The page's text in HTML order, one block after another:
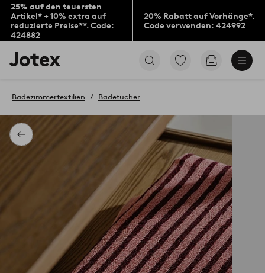
25% auf den teuersten
Artikel* + 10% extra auf
reduzierte Preise**. Code:
424882
20% Rabatt auf Vorhänge*.
Code verwenden: 424992
Jotex-
Logo
Startseite
Zu
Produkten
gehen
Zum
Zurück
Badezimmertextilien Badetücher